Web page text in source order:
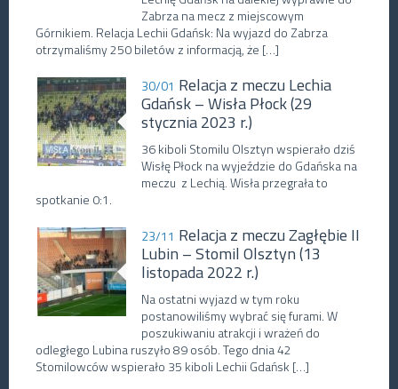
Zabrza na mecz z miejscowym
Górnikiem. Relacja Lechii Gdańsk: Na wyjazd do Zabrza
otrzymaliśmy 250 biletów z informacją, że […]
30/01 Relacja z meczu Lechia
Gdańsk – Wisła Płock (29
stycznia 2023 r.)
36 kiboli Stomilu Olsztyn wspierało dziś
Wisłę Płock na wyjeździe do Gdańska na
meczu z Lechią. Wisła przegrała to
spotkanie 0:1.
23/11 Relacja z meczu Zagłębie II
Lubin – Stomil Olsztyn (13
listopada 2022 r.)
Na ostatni wyjazd w tym roku
postanowiliśmy wybrać się furami. W
poszukiwaniu atrakcji i wrażeń do
odległego Lubina ruszyło 89 osób. Tego dnia 42
Stomilowców wspierało 35 kiboli Lechii Gdańsk […]